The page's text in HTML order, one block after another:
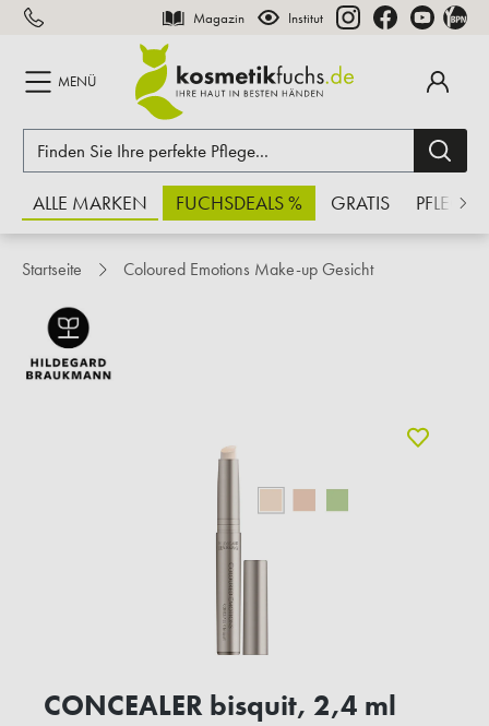
springen Magazin Institut
MENÜ
ALLE MARKEN FUCHSDEALS % GRATIS PFLEGE
Startseite Coloured Emotions Make-up Gesicht
CONCEALER bisquit, 2,4 ml